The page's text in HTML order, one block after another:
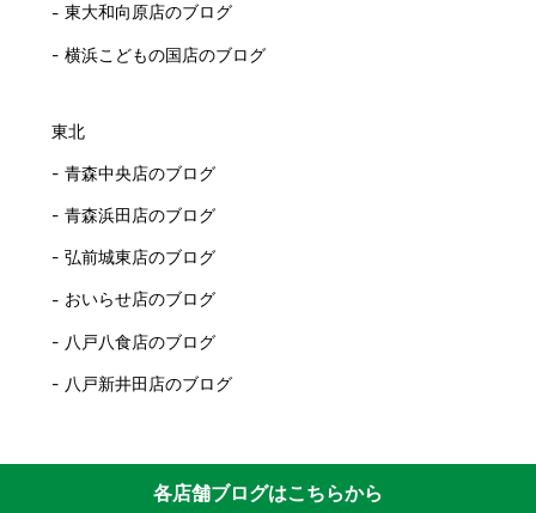
東大和向原店のブログ
横浜こどもの国店のブログ
東北
青森中央店のブログ
青森浜田店のブログ
弘前城東店のブログ
おいらせ店のブログ
八戸八食店のブログ
八戸新井田店のブログ
各店舗ブログはこちらから